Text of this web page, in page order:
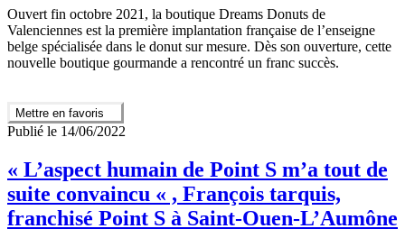
Ouvert fin octobre 2021, la boutique Dreams Donuts de
Valenciennes est la première implantation française de l’enseigne
belge spécialisée dans le donut sur mesure. Dès son ouverture, cette
nouvelle boutique gourmande a rencontré un franc succès.
Mettre en favoris
Publié le 14/06/2022
« L’aspect humain de Point S m’a tout de
suite convaincu « , François tarquis,
franchisé Point S à Saint-Ouen-L’Aumône